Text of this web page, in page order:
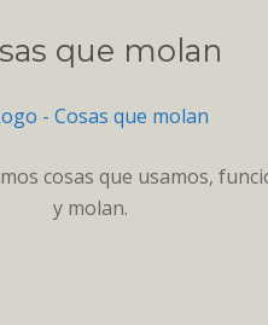
que molan
cosas que usamos,
y molan.